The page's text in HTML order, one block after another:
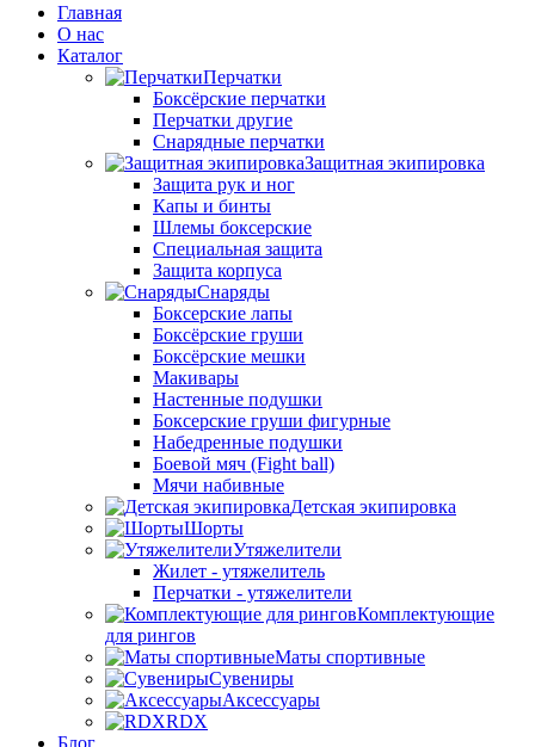
Главная
О нас
Каталог
Перчатки
Боксёрские перчатки
Перчатки другие
Снарядные перчатки
Защитная экипировка
Защита рук и ног
Капы и бинты
Шлемы боксерские
Специальная защита
Защита корпуса
Снаряды
Боксерские лапы
Боксёрские груши
Боксёрские мешки
Макивары
Настенные подушки
Боксерские груши фигурные
Набедренные подушки
Боевой мяч (Fight ball)
Мячи набивные
Детская экипировка
Шорты
Утяжелители
Жилет - утяжелитель
Перчатки - утяжелители
Комплектующие
для рингов
Маты спортивные
Сувениры
Аксессуары
RDX
Блог